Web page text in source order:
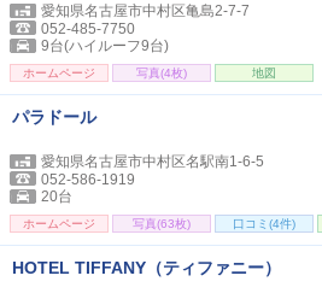
愛知県名古屋市中村区亀島2-7-7
052-485-7750
9台(ハイルーフ9台)
ホームページ 写真(4枚) 地図
パラドール
愛知県名古屋市中村区名駅南1-6-5
052-586-1919
20台
ホームページ 写真(63枚) 口コミ(4件)
HOTEL TIFFANY（ティファニー）